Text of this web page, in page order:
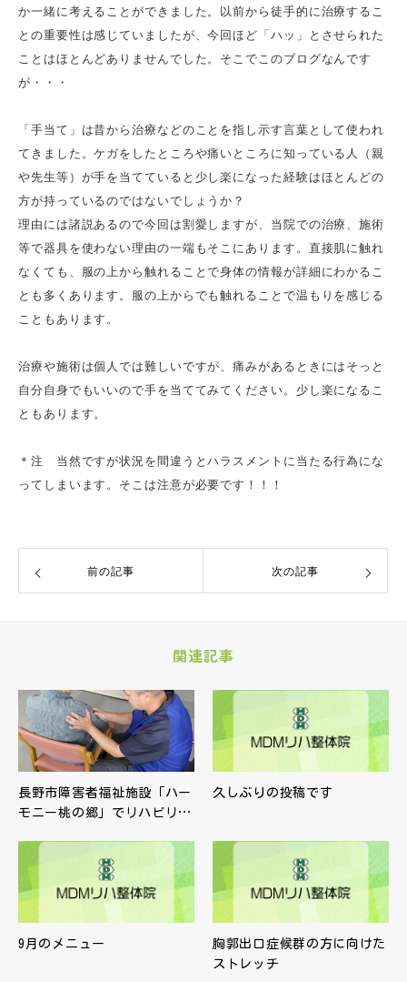
か一緒に考えることができました。以前から徒手的に治療するこ
との重要性は感じていましたが、今回ほど「ハッ」とさせられた
ことはほとんどありませんでした。そこでこのブログなんです
が・・・
「手当て」は昔から治療などのことを指し示す言葉として使われ
てきました。ケガをしたところや痛いところに知っている人（親
や先生等）が手を当てていると少し楽になった経験はほとんどの
方が持っているのではないでしょうか？
理由には諸説あるので今回は割愛しますが、当院での治療、施術
等で器具を使わない理由の一端もそこにあります。直接肌に触れ
なくても、服の上から触れることで身体の情報が詳細にわかるこ
とも多くあります。服の上からでも触れることで温もりを感じる
こともあります。
治療や施術は個人では難しいですが、痛みがあるときにはそっと
自分自身でもいいので手を当ててみてください。少し楽になるこ
ともあります。
＊注 当然ですが状況を間違うとハラスメントに当たる行為にな
ってしまいます。そこは注意が必要です！！！
前の記事 次の記事
関連記事
長野市障害者福祉施設「ハー
モニー桃の郷」でリハビリ…
久しぶりの投稿です
9月のメニュー
胸郭出口症候群の方に向けた
ストレッチ